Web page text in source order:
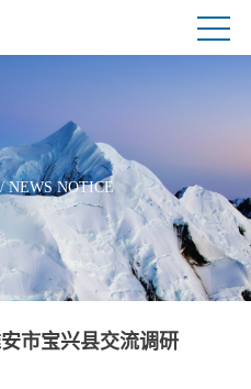
/ NEWS NOTICE
市宝兴县交流调研